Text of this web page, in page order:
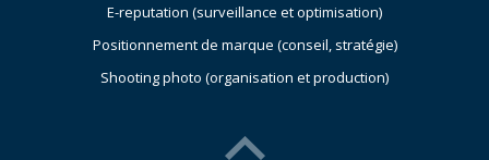
E-reputation (surveillance et optimisation)
Positionnement de marque (conseil, stratégie)
Shooting photo (organisation et production)